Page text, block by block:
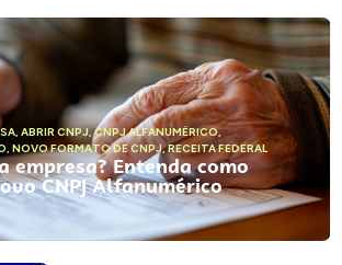
, ABRIR CNPJ,CNPJ ALFANUMÉRICO,
, NOVO FORMATO DE CNPJ,RECEITA FEDERAL
empresa? Entenda como
CNPJ Alfanumérico